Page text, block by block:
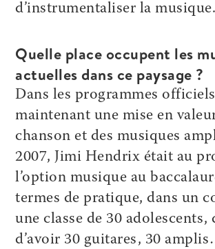
d’instrumentaliser la musique.
Quelle place occupent les
actuelles dans ce paysage ?
Dans les programmes
maintenant une mise en
chanson et des musiques
2007, Jimi Hendrix était au
l’option musique au
termes de pratique, dans un
une classe de 30
d’avoir 30 guitares, 30